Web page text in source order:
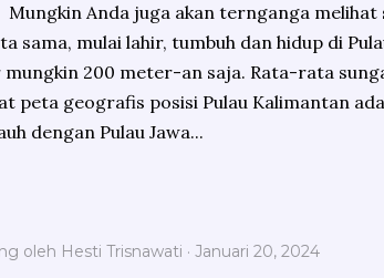
Anda juga akan ternganga
sama, mulai lahir, tumbuh dan hidup di
mungkin 200 meter-an saja. Rata-rata
peta geografis posisi Pulau Kalimantan
dengan Pulau Jawa...
oleh Hesti Trisnawati Januari 20, 2024